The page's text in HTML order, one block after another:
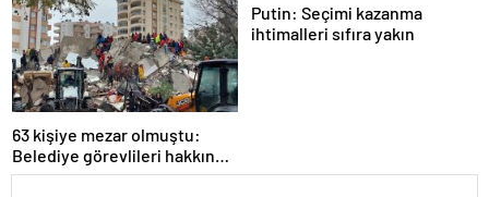
63 kişiye mezar olmuştu:
Belediye görevlileri hakkında
suç duyurusu kararı
Putin: Seçimi kazanma
ihtimalleri sıfıra yakın